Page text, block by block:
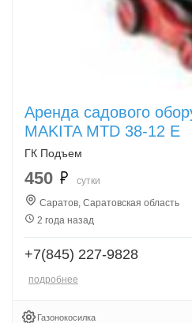
Аренда садового
MAKITA MTD 38-12 E
ГК Подъем
450
сутки
Саратов, Саратовская область
2 года назад
+7(845) 227-9828
подробнее
Газонокосилка